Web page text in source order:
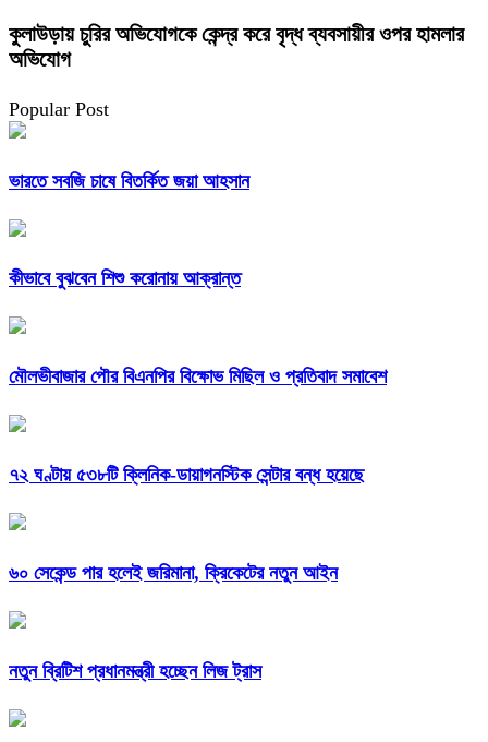
কুলাউড়ায় চুরির অভিযোগকে কেন্দ্র করে বৃদ্ধ ব্যবসায়ীর ওপর হামলার
অভিযোগ
Popular Post
ভারতে সবজি চাষে বিতর্কিত জয়া আহসান
কীভাবে বুঝবেন শিশু করোনায় আক্রান্ত
মৌলভীবাজার পৌর বিএনপির বিক্ষোভ মিছিল ও প্রতিবাদ সমাবেশ
৭২ ঘণ্টায় ৫৩৮টি ক্লিনিক-ডায়াগনস্টিক সেন্টার বন্ধ হয়েছে
৬০ সেকেন্ড পার হলেই জরিমানা, ক্রিকেটের নতুন আইন
নতুন ব্রিটিশ প্রধানমন্ত্রী হচ্ছেন লিজ ট্রাস